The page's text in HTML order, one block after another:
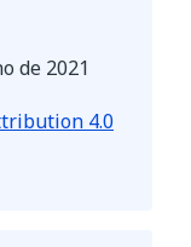
de 2021
4.0